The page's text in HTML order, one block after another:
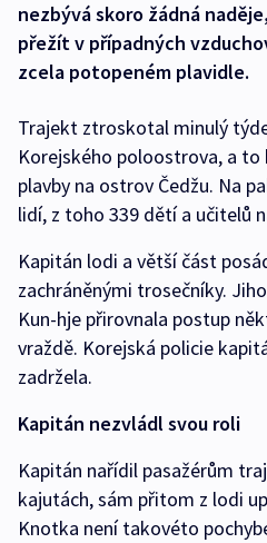
nezbývá skoro žádná
přežít v případných
zcela potopeném plavidle.
Trajekt ztroskotal minulý
Korejského poloostrova, a
plavby na ostrov Čedžu. Na
lidí, z toho 339 dětí a učitelů
Kapitán lodi a větší část
zachráněnými trosečníky.
Kun-hje přirovnala postup
vraždě. Korejská policie
zadržela.
Kapitán nezvládl svou roli
Kapitán nařídil pasažérům
kajutách, sám přitom z lodi
Knotka není takovéto